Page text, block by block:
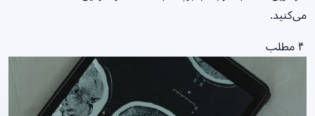
می‌کنید.
۴ مطلب